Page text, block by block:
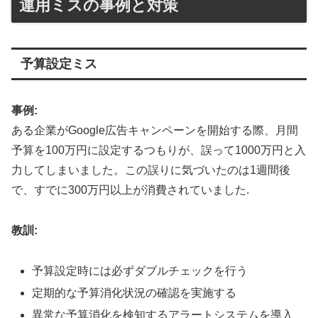
運用ミスの事例と対策
予算設定ミス
事例:
ある企業がGoogle広告キャンペーンを開始する際、月間
予算を100万円に設定するつもりが、誤って1000万円と入
力してしまいました。この誤りに気づいたのは1週間後
で、すでに300万円以上が消費されていました.
教訓:
予算設定時には必ずダブルチェックを行う
定期的な予算消化状況の確認を実施する
異常な予算消化を検知するアラートシステムを導入